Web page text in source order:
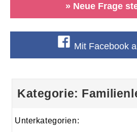
» Neue Frage
Mit Facebook
Kategorie:
Unterkategorien: